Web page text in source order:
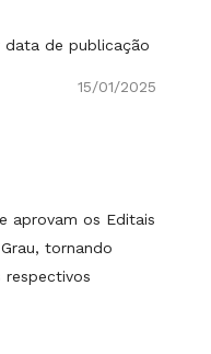
data de publicação
15/01/2025
aprovam os Editais
tornando